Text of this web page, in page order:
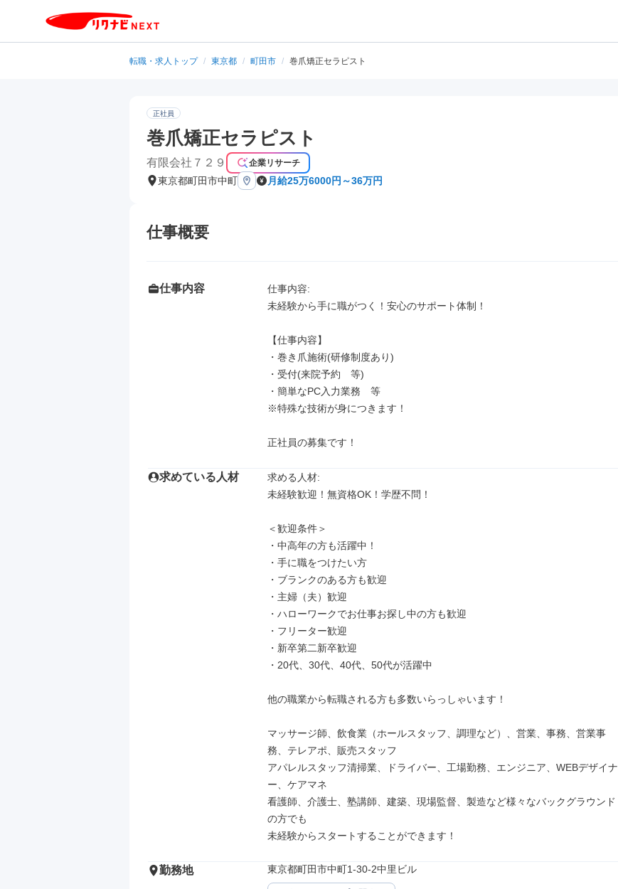
転職・求人トップ / 東京都 / 町田市 / 巻爪矯正セラピスト
正社員
巻爪矯正セラピスト
有限会社７２９ 企業リサーチ
東京都町田市中町 月給25万6000円～36万円
仕事概要
仕事内容
仕事内容:
未経験から手に職がつく！安心のサポート体制！
【仕事内容】
・巻き爪施術(研修制度あり)
・受付(来院予約　等)
・簡単なPC入力業務　等
※特殊な技術が身につきます！
正社員の募集です！
求めている人材
求める人材:
未経験歓迎！無資格OK！学歴不問！
＜歓迎条件＞
・中高年の方も活躍中！
・手に職をつけたい方
・ブランクのある方も歓迎
・主婦（夫）歓迎
・ハローワークでお仕事お探し中の方も歓迎
・フリーター歓迎
・新卒第二新卒歓迎
・20代、30代、40代、50代が活躍中
他の職業から転職される方も多数いらっしゃいます！
マッサージ師、飲食業（ホールスタッフ、調理など）、営業、事務、営業事
務、テレアポ、販売スタッフ
アパレルスタッフ清掃業、ドライバー、工場勤務、エンジニア、WEBデザイナ
ー、ケアマネ
看護師、介護士、塾講師、建築、現場監督、製造など様々なバックグラウンド
の方でも
未経験からスタートすることができます！
勤務地 東京都町田市中町1-30-2中里ビル